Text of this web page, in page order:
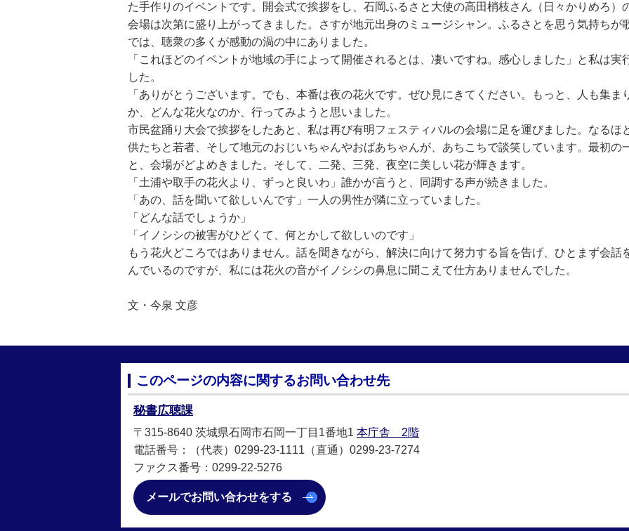
た手作りのイベントです。開会式で挨拶をし、石岡ふるさと大使の高田梢枝さん（日々かりめろ）
会場は次第に盛り上がってきました。さすが地元出身のミュージシャン。ふるさとを思う気持ちが
では、聴衆の多くが感動の渦の中にありました。
「これほどのイベントが地域の手によって開催されるとは、凄いですね。感心しました」と私は
した。
「ありがとうございます。でも、本番は夜の花火です。ぜひ見にきてください。もっと、人も集
か、どんな花火なのか、行ってみようと思いました。
市民盆踊り大会で挨拶をしたあと、私は再び有明フェスティバルの会場に足を運びました。なるほ
供たちと若者、そして地元のおじいちゃんやおばあちゃんが、あちこちで談笑しています。最初の
と、会場がどよめきました。そして、二発、三発、夜空に美しい花が輝きます。
「土浦や取手の花火より、ずっと良いわ」誰かが言うと、同調する声が続きました。
「あの、話を聞いて欲しいんです」一人の男性が隣に立っていました。
「どんな話でしょうか」
「イノシシの被害がひどくて、何とかして欲しいのです」
もう花火どころではありません。話を聞きながら、解決に向けて努力する旨を告げ、ひとまず会
んでいるのですが、私には花火の音がイノシシの鼻息に聞こえて仕方ありませんでした。
文・今泉 文彦
このページの内容に関するお問い合わせ先
秘書広聴課
〒315-8640 茨城県石岡市石岡一丁目1番地1 本庁舎 2階
電話番号：（代表）0299-23-1111（直通）0299-23-7274
ファクス番号：0299-22-5276
メールでお問い合わせをする